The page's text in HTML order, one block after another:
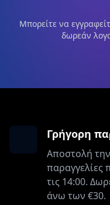
Μπορείτε να
δωρεάν
Γρήγορη
Αποστολή
παραγγελίες
τις 14:00.
άνω των €30.